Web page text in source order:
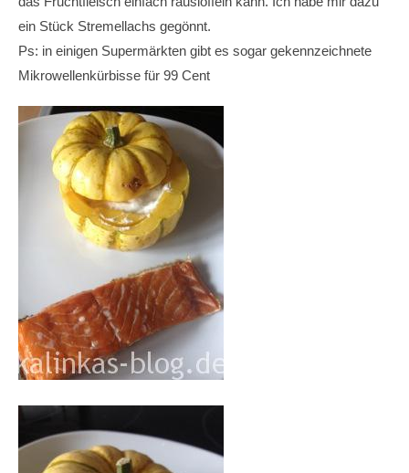
ein Stück Stremellachs gegönnt.
Ps: in einigen Supermärkten gibt es sogar gekennzeichnete
Mikrowellenkürbisse für 99 Cent